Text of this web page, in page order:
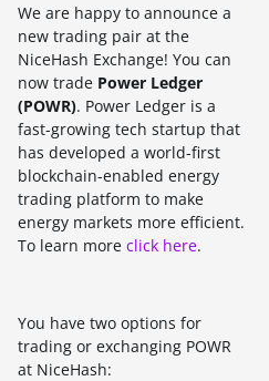
We are happy to announce a
new trading pair at the
NiceHash Exchange! You can
now trade Power Ledger
(POWR). Power Ledger is a
fast-growing tech startup that
has developed a world-first
blockchain-enabled energy
trading platform to make
energy markets more efficient.
To learn more click here.
You have two options for
trading or exchanging POWR
at NiceHash: